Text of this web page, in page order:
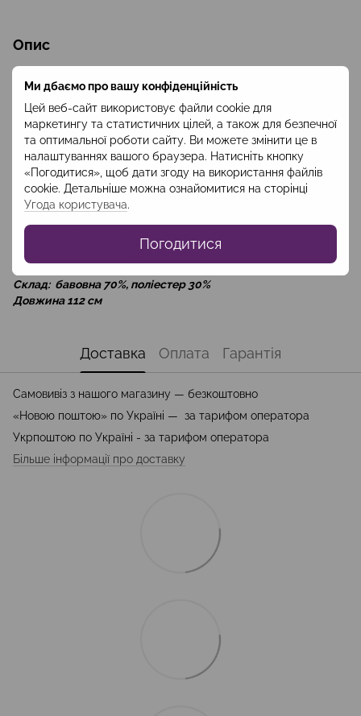
Ми дбаємо про вашу конфіденційність
Цей веб-сайт використовує файли cookie для
маркетингу та статистичних цілей, а також для безпечної
та оптимальної роботи сайту. Ви можете змінити це в
налаштуваннях вашого браузера. Натисніть кнопку
«Погодитися», щоб дати згоду на використання файлів
cookie. Детальніше можна ознайомитися на сторінці
Угода користувача.
Погодитися
Опис
на талії. Тканина, з якої виготовлені брюки, легкопереться в
пральній машині, не потребує прасування, довго зберігає
колір.
Брюки представлені в двох кольорах: білий (молочний) та
чорний. Вони будуть доречними як при
прогулянках в прохолодну погоду, так і у домашньому
затишку. Гармонійно виглядають з худі з такої же тканини з
такі костюми нашими футболками чи лонгслівами,
які у нас в наявності у різних кольорах.
Склад: бавовна 70%, поліестер 30%
Довжина 112 см
Доставка Оплата Гарантія
Самовивіз з нашого магазину — безкоштовно
«Новою поштою» по Україні — за тарифом оператора
Укрпоштою по Україні - за тарифом оператора
Більше інформації про доставку